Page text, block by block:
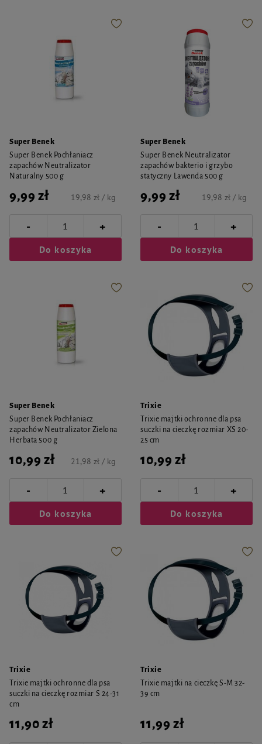
Super Benek
Super Benek Pochłaniacz
zapachów Neutralizator
Naturalny 500 g
9,99 zł 19,98 zł / kg
- +
Do koszyka
Super Benek
Super Benek Neutralizator
zapachów bakterio i grzybo
statyczny Lawenda 500 g
9,99 zł 19,98 zł / kg
- +
Do koszyka
Super Benek
Super Benek Pochłaniacz
zapachów Neutralizator Zielona
Herbata 500 g
10,99 zł 21,98 zł / kg
- +
Do koszyka
Trixie
Trixie majtki ochronne dla psa
suczki na cieczkę rozmiar XS 20-
25 cm
10,99 zł
- +
Do koszyka
Trixie
Trixie majtki ochronne dla psa
suczki na cieczkę rozmiar S 24-31
cm
11,90 zł
Trixie
Trixie majtki na cieczkę S-M 32-
39 cm
11,99 zł